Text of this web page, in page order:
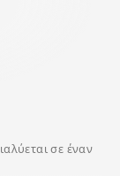
σε έναν